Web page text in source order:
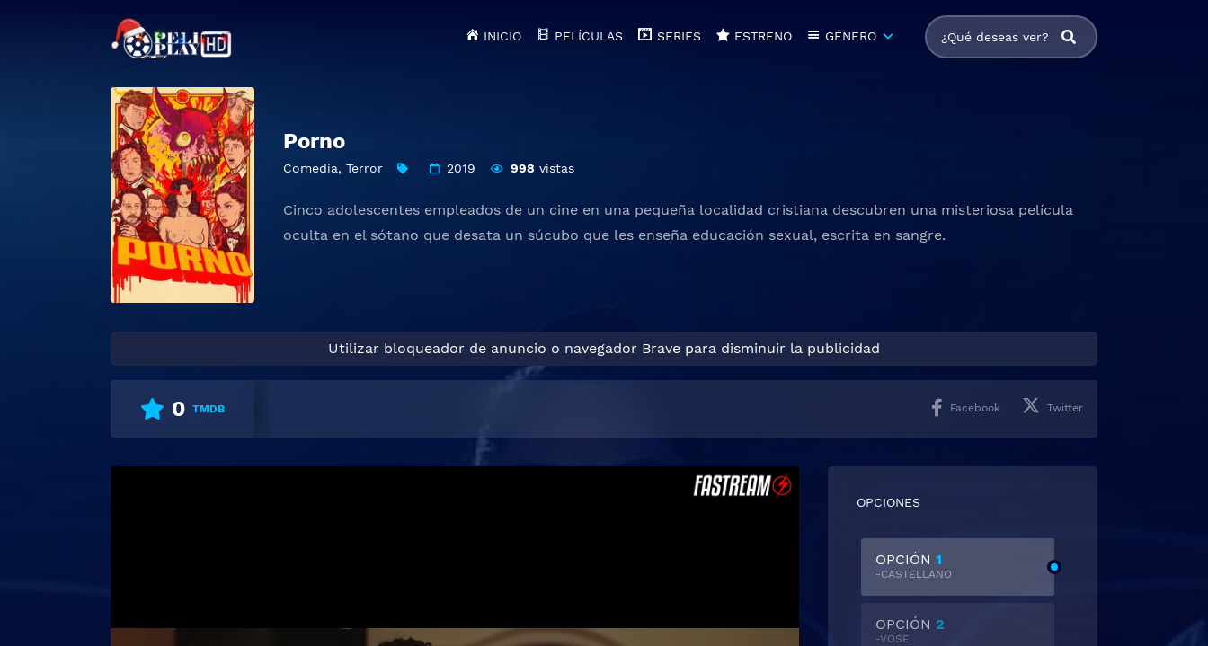
INICIO PELÍCULAS SERIES ESTRENO GÉNERO
Porno
Comedia, Terror 2019 998 vistas
Cinco adolescentes empleados de un cine en una pequeña localidad cristiana descubren una misteriosa película
oculta en el sótano que desata un súcubo que les enseña educación sexual, escrita en sangre.
Utilizar bloqueador de anuncio o navegador Brave para disminuir la publicidad
0 TMDB Facebook Twitter
OPCIONES
OPCIÓN 1
-CASTELLANO
OPCIÓN 2
-VOSE